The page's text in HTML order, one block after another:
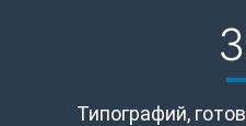
Типографий,